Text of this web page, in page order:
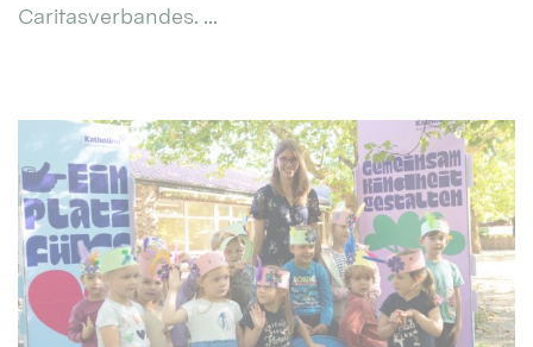
Caritasverbandes. ...